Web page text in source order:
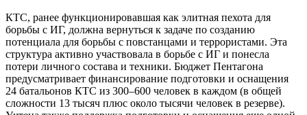
КТС, ранее функционировавшая как элитная пехота для
борьбы с ИГ, должна вернуться к задаче по созданию
потенциала для борьбы с повстанцами и террористами. Эта
структура активно участвовала в борьбе с ИГ и понесла
потери личного состава и техники. Бюджет Пентагона
предусматривает финансирование подготовки и оснащения
24 батальонов КТС из 300–600 человек в каждом (в общей
сложности 13 тысяч плюс около тысячи человек в резерве).